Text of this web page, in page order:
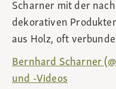
Scharner mit der
dekorativen
aus Holz, oft
Bernhard Scharner
und -Videos